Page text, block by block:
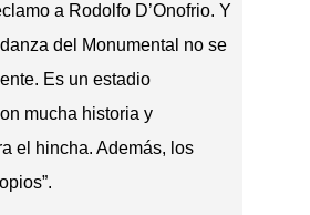
a Rodolfo D’Onofrio. Y
del Monumental no se
Es un estadio
mucha historia y
el hincha. Además, los